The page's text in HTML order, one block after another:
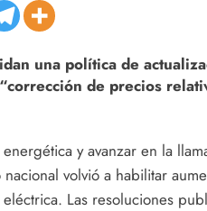
una política de
de precios
y avanzar en la
volvió a habilitar
Las resoluciones